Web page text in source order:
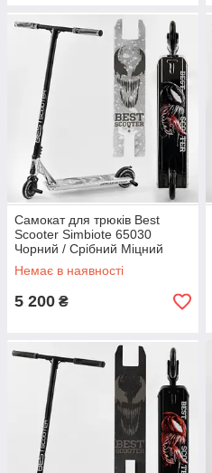
Самокат для трюків Best
Scooter Simbiote 65030
Чорний / Срібний Міцний
трюковий самокат із
системою HIC
Немає в наявності
5 200 ₴